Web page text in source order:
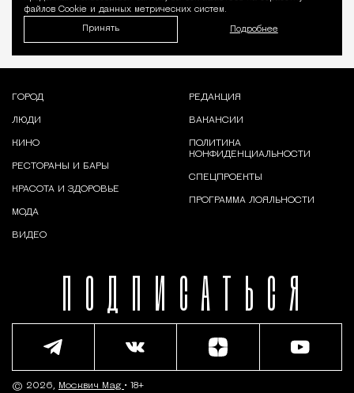
файлов Cookie и данных метрических систем.
Принять Подробнее
ПОДПИСАТЬСЯ
ГОРОД
ЛЮДИ
КИНО
РЕСТОРАНЫ И БАРЫ
КРАСОТА И ЗДОРОВЬЕ
МОДА
ВИДЕО
РЕДАКЦИЯ
ВАКАНСИИ
ПОЛИТИКА
КОНФИДЕНЦИАЛЬНОСТИ
СПЕЦПРОЕКТЫ
ПРОГРАММА ЛОЯЛЬНОСТИ
© 2026, Москвич Mag • 18+